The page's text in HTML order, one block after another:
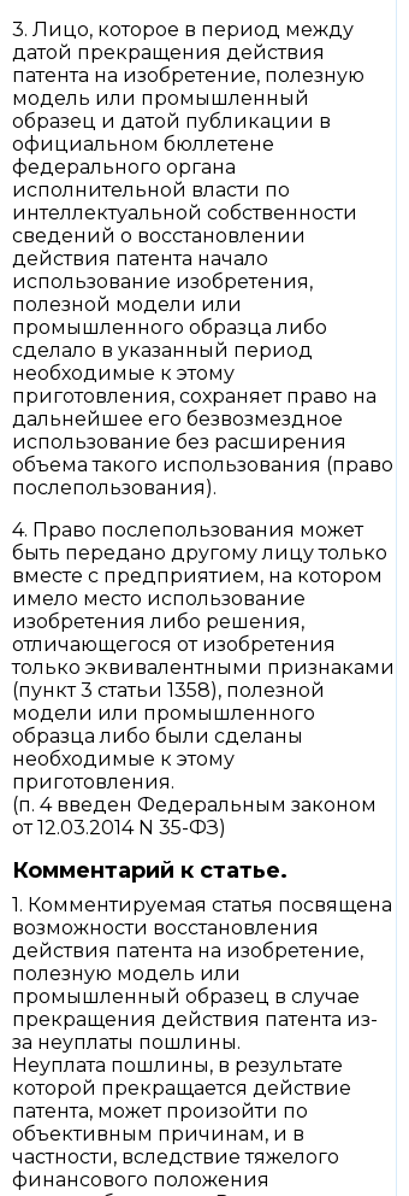
3. Лицо, которое в период между
датой прекращения действия
патента на изобретение, полезную
модель или промышленный
образец и датой публикации в
официальном бюллетене
федерального органа
исполнительной власти по
интеллектуальной собственности
сведений о восстановлении
действия патента начало
использование изобретения,
полезной модели или
промышленного образца либо
сделало в указанный период
необходимые к этому
приготовления, сохраняет право на
дальнейшее его безвозмездное
использование без расширения
объема такого использования (право
послепользования).
4. Право послепользования может
быть передано другому лицу только
вместе с предприятием, на котором
имело место использование
изобретения либо решения,
отличающегося от изобретения
только эквивалентными признаками
(пункт 3 статьи 1358), полезной
модели или промышленного
образца либо были сделаны
необходимые к этому
приготовления.
(п. 4 введен Федеральным законом
от 12.03.2014 N 35-ФЗ)
Комментарий к статье.
1. Комментируемая статья посвящена
возможности восстановления
действия патента на изобретение,
полезную модель или
промышленный образец в случае
прекращения действия патента из-
за неуплаты пошлины.
Неуплата пошлины, в результате
которой прекращается действие
патента, может произойти по
объективным причинам, и в
частности, вследствие тяжелого
финансового положения